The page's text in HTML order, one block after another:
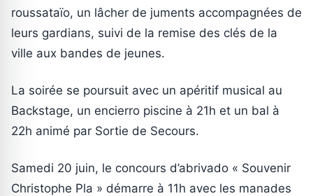
roussataïo, un lâcher de juments accompagnées de
leurs gardians, suivi de la remise des clés de la
ville aux bandes de jeunes.
La soirée se poursuit avec un apéritif musical au
Backstage, un encierro piscine à 21h et un bal à
22h animé par Sortie de Secours.
Samedi 20 juin, le concours d’abrivado « Souvenir
Christophe Pla » démarre à 11h avec les manades